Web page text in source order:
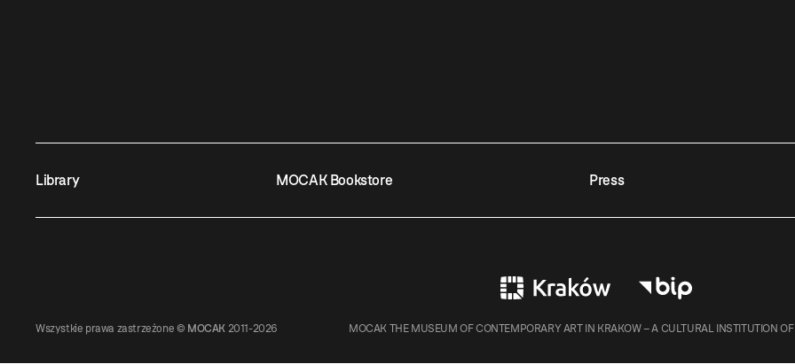
Library MOCAK Bookstore Press
Wszystkie prawa zastrzeżone © MOCAK 2011-2026 MOCAK THE MUSEUM OF CONTEMPORARY ART IN KRAKOW – A CULTURAL INSTITUTION